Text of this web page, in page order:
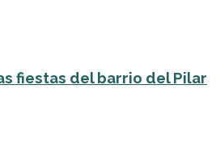
fiestas del barrio del Pilar